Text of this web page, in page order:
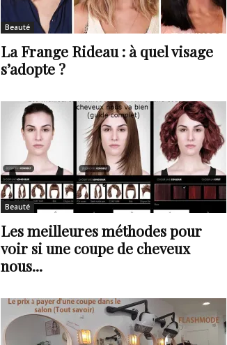
Beauté
La Frange Rideau : à quel visage
s’adopte ?
Beauté
Les meilleures méthodes pour
voir si une coupe de cheveux
nous...